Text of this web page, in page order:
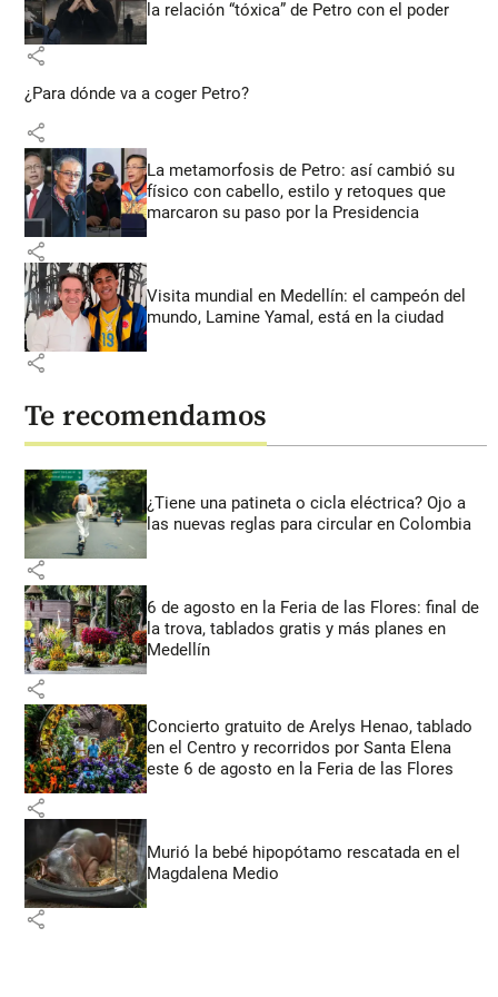
la relación “tóxica” de Petro con el poder
share
¿Para dónde va a coger Petro?
share
La metamorfosis de Petro: así cambió su
físico con cabello, estilo y retoques que
marcaron su paso por la Presidencia
share
Visita mundial en Medellín: el campeón del
mundo, Lamine Yamal, está en la ciudad
share
Te recomendamos
¿Tiene una patineta o cicla eléctrica? Ojo a
las nuevas reglas para circular en Colombia
share
6 de agosto en la Feria de las Flores: final de
la trova, tablados gratis y más planes en
Medellín
share
Concierto gratuito de Arelys Henao, tablado
en el Centro y recorridos por Santa Elena
este 6 de agosto en la Feria de las Flores
share
Murió la bebé hipopótamo rescatada en el
Magdalena Medio
share